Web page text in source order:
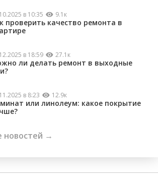
в 10:35 9.1к
проверить качество ремонта в
в 18:59 27.1к
ли делать ремонт в выходные
в 8:23 12.9к
или линолеум: какое покрытие
новостей →